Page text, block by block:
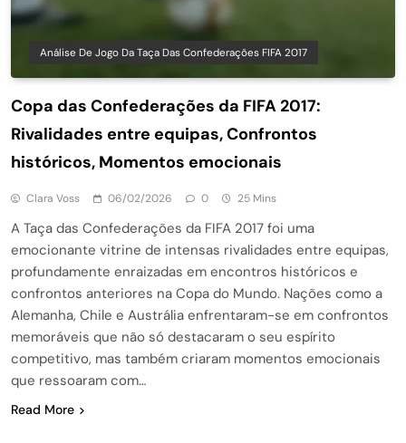
Análise De Jogo Da Taça Das Confederações FIFA 2017
Copa das Confederações da FIFA 2017:
Rivalidades entre equipas, Confrontos
históricos, Momentos emocionais
Clara Voss 06/02/2026 0 25 Mins
A Taça das Confederações da FIFA 2017 foi uma
emocionante vitrine de intensas rivalidades entre equipas,
profundamente enraizadas em encontros históricos e
confrontos anteriores na Copa do Mundo. Nações como a
Alemanha, Chile e Austrália enfrentaram-se em confrontos
memoráveis que não só destacaram o seu espírito
competitivo, mas também criaram momentos emocionais
que ressoaram com…
Read More